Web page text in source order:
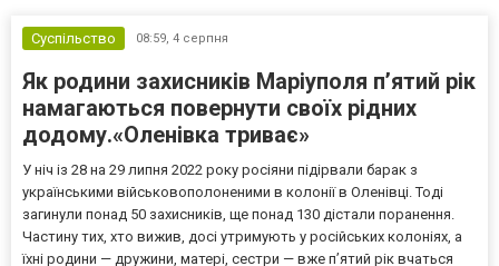
Суспільство 08:59, 4 серпня
Як родини захисників Маріуполя пʼятий рік
намагаються повернути своїх рідних
додому.«Оленівка триває»
У ніч із 28 на 29 липня 2022 року росіяни підірвали барак з
українськими військовополоненими в колонії в Оленівці. Тоді
загинули понад 50 захисників, ще понад 130 дістали поранення.
Частину тих, хто вижив, досі утримують у російських колоніях, а
їхні родини — дружини, матері, сестри — вже п’ятий рік вчаться